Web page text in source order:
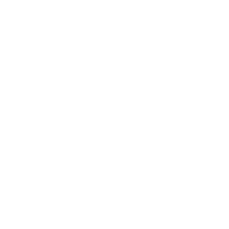
įskaitant Tridento ir II Vatikano Susirinkimų nutarimus.
į vieną sudėtingiausių Eucharistijos aspektų. Autorius
būties ir substancijos terminus, ir parodo, kaip per šį
maistas, stiprinantis antgamtinį gyvenimą, ir mistinio
Mišių, kaip aukos, pobūdį. Manelis aiškina aukos
lietuvių teologijos kontekste. Kunigas Pranas